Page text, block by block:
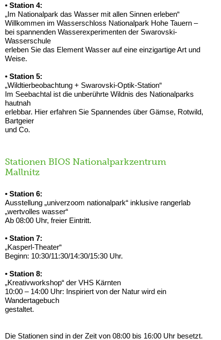
• Station 4:
„Im Nationalpark das Wasser mit allen Sinnen erleben“
Willkommen im Wasserschloss Nationalpark Hohe Tauern –
bei spannenden Wasserexperimenten der Swarovski-
Wasserschule
erleben Sie das Element Wasser auf eine einzigartige Art und
Weise.
• Station 5:
„Wildtierbeobachtung + Swarovski-Optik-Station“
Im Seebachtal ist die unberührte Wildnis des Nationalparks
hautnah
erlebbar. Hier erfahren Sie Spannendes über Gämse, Rotwild,
Bartgeier
und Co.
Stationen BIOS Nationalparkzentrum
Mallnitz
• Station 6:
Ausstellung „univerzoom nationalpark“ inklusive rangerlab
„wertvolles wasser“
Ab 08:00 Uhr, freier Eintritt.
• Station 7:
„Kasperl-Theater“
Beginn: 10:30/11:30/14:30/15:30 Uhr.
• Station 8:
„Kreativworkshop“ der VHS Kärnten
10:00 – 14:00 Uhr: Inspiriert von der Natur wird ein
Wandertagebuch
gestaltet.
Die Stationen sind in der Zeit von 08:00 bis 16:00 Uhr besetzt.